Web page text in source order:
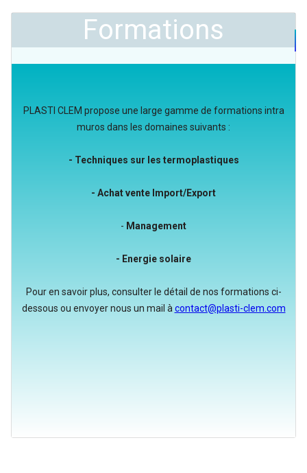
Formations
PLASTI CLEM propose une large gamme de formations intra
muros dans les domaines suivants :
- Techniques sur les termoplastiques
- Achat vente Import/Export
- Management
- Energie solaire
Pour en savoir plus, consulter le détail de nos formations ci-
dessous ou envoyer nous un mail à contact@plasti-clem.com